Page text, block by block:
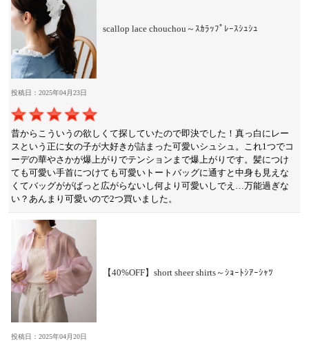
scallop lace chouchou～ｽｶﾗｯﾌﾟﾚｰｽｼｭｼｭ
投稿日：2025年04月23日
昔からこういうの欲しくて探していたので即決でした！真っ白にレー
スという正に女の子が大好きが詰まった可愛いシュシュ。これ1つでコ
ーデの華やさかが爆上がりでテンションまで爆上がりです。髪につけ
ても可愛い手首につけても可愛いトートバッグに通すと中身も見えな
くてバッグががばっと広がらないし何より可愛いしでえ…万能過ぎな
い？あんまり可愛いので2つ買いました。
【40%OFF】short sheer shirts～ｼｮｰﾄｼｱｰｼｬﾂ
投稿日：2025年04月20日